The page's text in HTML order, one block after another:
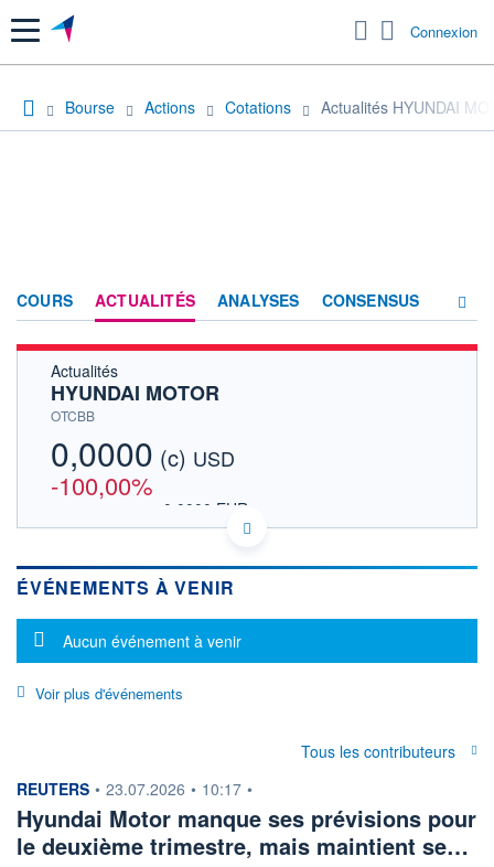
Menu Connexion
Bourse Actions Cotations Actualités HYUNDAI
COURS ACTUALITÉS ANALYSES CONSENSUS
Actualités
HYUNDAI MOTOR
OTCBB
0,0000 (c) USD
-100,00%
0,0000 EUR
DONNÉES TEMPS DIFFÉRÉ
Politique d'exécution
OUVERTURE
0,0000 89,0000
+ HAUT
CAPITAL ÉCHANGÉ
VALORISATION
LIMITE À LA
BAISSE
0,0000
LIMITE À LA
HAUSSE
0,0000
ÉVÉNEMENTS À VENIR
Message d'information
Aucun événement à venir
Voir plus d'événements
Tous les contributeurs
information fournie par
REUTERS • 23.07.2026 • 10:17 •
Hyundai Motor manque ses prévisions pour
le deuxième trimestre, mais maintient se…